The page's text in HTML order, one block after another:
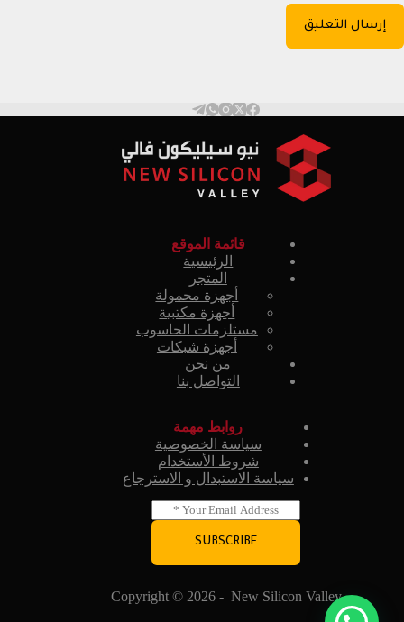
إرسال التعليق
قائمة الموقع
الرئيسية
المتجر
أجهزة محمولة
أجهزة مكتبية
مستلزمات الحاسوب
أجهزة شبكات
من نحن
التواصل بنا
روابط مهمة
سياسة الخصوصية
شروط الأستخدام
سياسة الاستبدال و الاسترجاع
m
l
SUBSCRIBE
Copyright © 2026 - New Silicon Valley